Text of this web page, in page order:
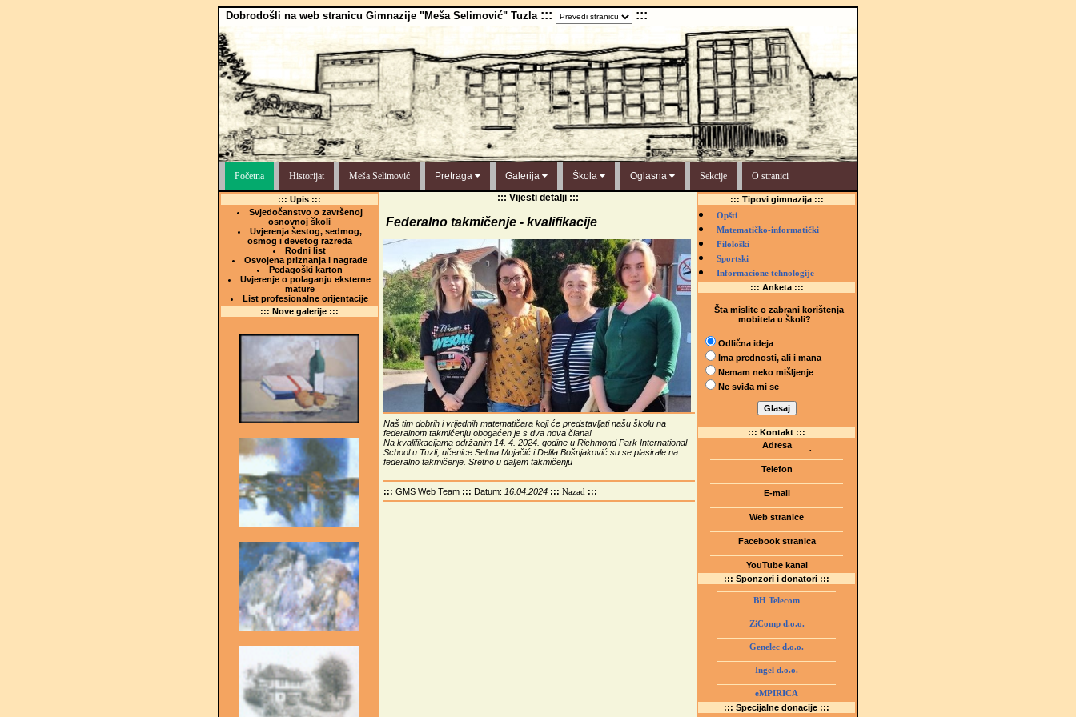
Dobrodošli na web stranicu Gimnazije "Meša Selimović" Tuzla ::: :::
Početna Historijat Meša Selimović Pretraga Galerija Škola Oglasna Sekcije O stranici
::: Upis :::
Svjedočanstvo o završenoj
osnovnoj školi
Uvjerenja šestog, sedmog,
osmog i devetog razreda
Rodni list
Osvojena priznanja i nagrade
Pedagoški karton
Uvjerenje o polaganju eksterne
mature
List profesionalne orijentacije
::: Nove galerije :::
::: Vijesti detalji :::
Federalno takmičenje - kvalifikacije
Naš tim dobrih i vrijednih matematičara koji će predstavljati našu školu na
federalnom takmičenju obogaćen je s dva nova člana!
Na kvalifikacijama održanim 14. 4. 2024. godine u Richmond Park International
School u Tuzli, učenice Selma Mujačić i Delila Bošnjaković su se plasirale na
federalno takmičenje. Sretno u daljem takmičenju
::: GMS Web Team::: Datum: 16.04.2024::: Nazad :::
::: Tipovi gimnazija :::
Opšti
Matematičko-informatički
Filološki
Sportski
Informacione tehnologije
::: Anketa :::
Šta mislite o zabrani korištenja
mobitela u školi?
Odlična ideja
Ima prednosti, ali i mana
Nemam neko mišljenje
Ne sviđa mi se
::: Kontakt :::
Adresa
(Šetalište I.G. Kovačića 1)
75000 Tuzla, BiH
Telefon
E-mail
Web stranice
www.gmstziam.com.ba
Facebook stranica
YouTube kanal
GMS Tuzla
::: Sponzori i donatori :::
BH Telecom
ZiComp d.o.o.
Genelec d.o.o.
Ingel d.o.o.
eMPIRICA
::: Specijalne donacije :::